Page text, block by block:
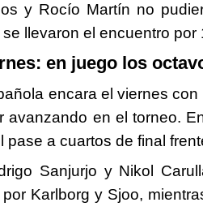
y Rocío Martín no
llevaron el encuentro por
en juego los
encara el viernes
avanzando en el torneo.
pase a cuartos de final
Sanjurjo y Nikol
Karlborg y Sjoo,